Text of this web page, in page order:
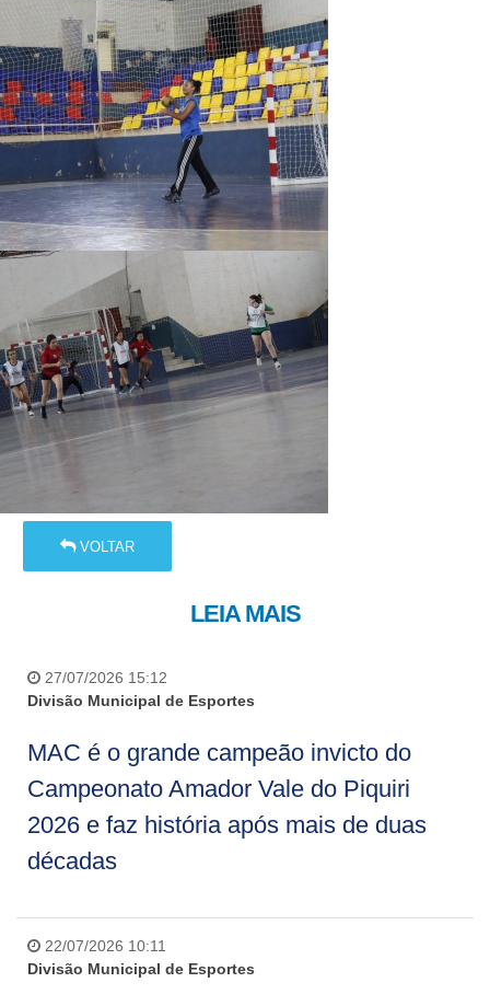
VOLTAR
LEIA MAIS
27/07/2026 15:12
Divisão Municipal de Esportes
MAC é o grande campeão invicto do
Campeonato Amador Vale do Piquiri
2026 e faz história após mais de duas
décadas
22/07/2026 10:11
Divisão Municipal de Esportes